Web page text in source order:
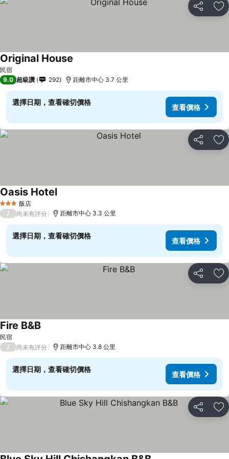
分享 加
民宿
Original House
9.0 超級讚 292 距離市中心 3.7 公里
選擇日期，查看確切價格
查看價格
分享 加
3 星級 飯店
Oasis Hotel查看價格
/ 尚未有評分 距離市中心 3.3 公里
選擇日期，查看確切價格
查看價格
分享 加
民宿
Fire B&B查看價格
/ 尚未有評分 距離市中心 3.8 公里
選擇日期，查看確切價格
查看價格
分享 加